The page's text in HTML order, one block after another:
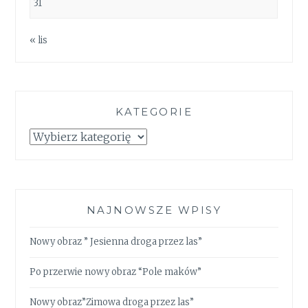
31
« lis
KATEGORIE
Kategorie
NAJNOWSZE WPISY
Nowy obraz ” Jesienna droga przez las”
Po przerwie nowy obraz “Pole maków”
Nowy obraz”Zimowa droga przez las”